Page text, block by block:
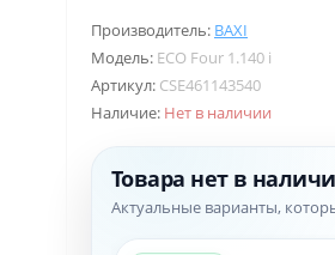
Производитель: BAXI
Модель: ECO Four 1.140 i
Артикул: CSE461143540
Наличие: Нет в наличии
Товара нет в
Актуальные варианты,